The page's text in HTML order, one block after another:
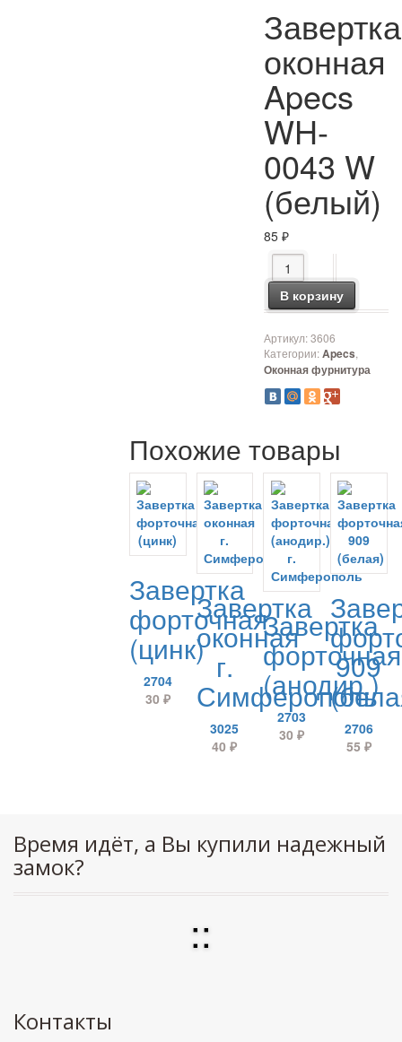
Завертка
оконная
Apecs
WH-
0043 W
(белый)
85₽
Количество товара
В корзину
Артикул:3606
Категории:Apecs,
Оконная фурнитура
Похожие товары
Завертка
форточная
(цинк)
2704
30 ₽
Завертка
оконная
г.
Симферополь
3025
40₽
Завертка
форточная
(анодир.)
2703
30₽
909
2706
55 ₽
Время идёт, а Вы купили надежный
замок?
::
Контакты